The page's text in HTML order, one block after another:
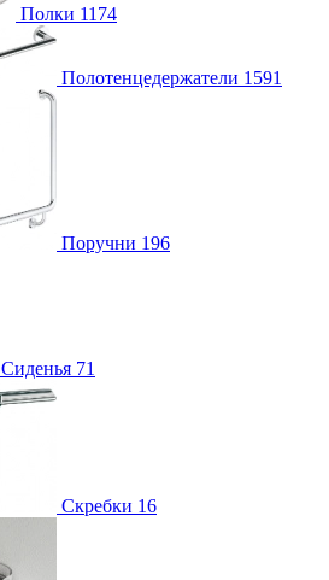
Полки 1174
Полотенцедержатели 1591
Поручни 196
Сиденья 71
Скребки 16